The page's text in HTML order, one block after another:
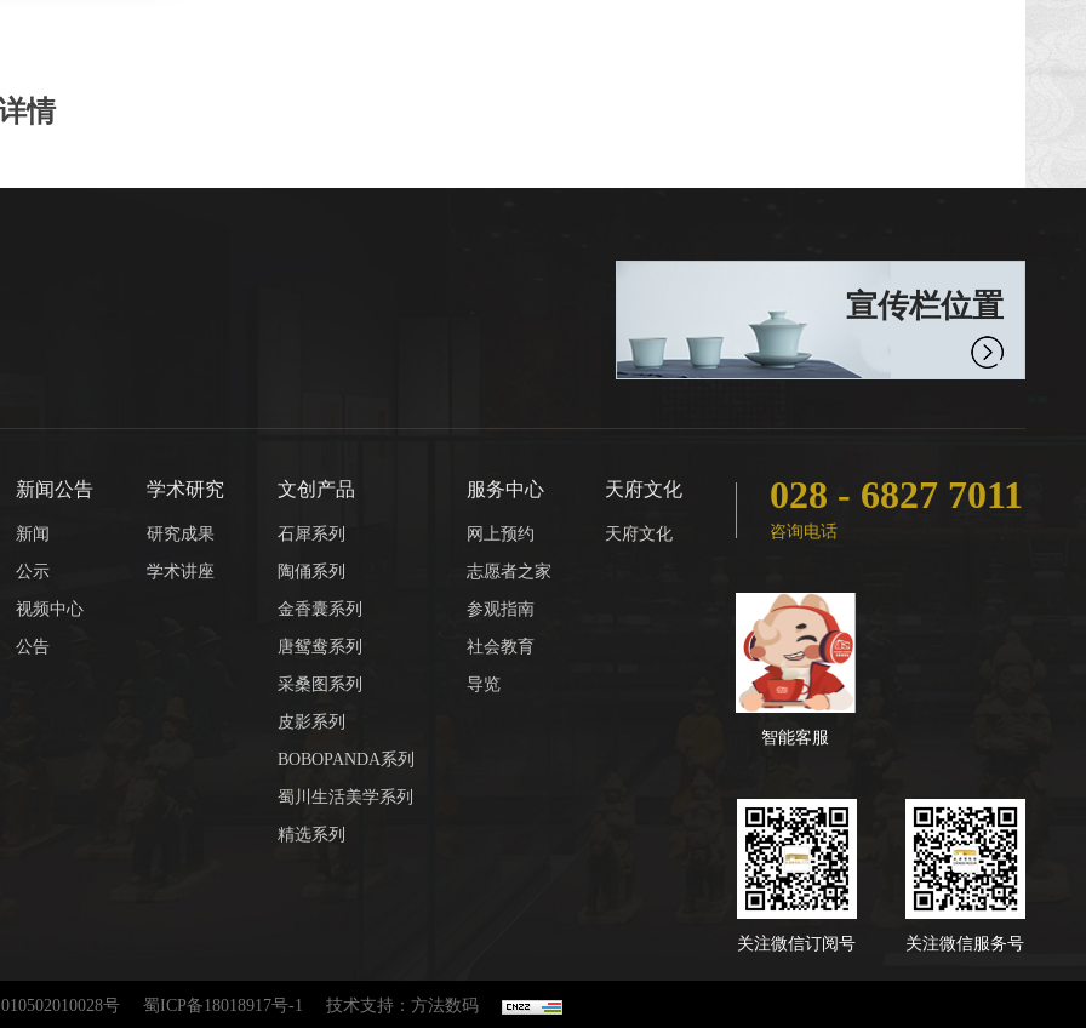
情
宣传栏位置
新闻公告
新闻
公示
视频中心
公告
学术研究
研究成果
学术讲座
文创产品
石犀系列
陶俑系列
金香囊系列
唐鸳鸯系列
采桑图系列
皮影系列
BOBOPANDA系列
蜀川生活美学系列
精选系列
服务中心
网上预约
志愿者之家
参观指南
社会教育
导览
天府文化
天府文化
028 - 6827 7011
咨询电话
智能客服
关注微信服务号
关注微信订阅号
号 蜀ICP备18018917号-1 技术支持：方法数码